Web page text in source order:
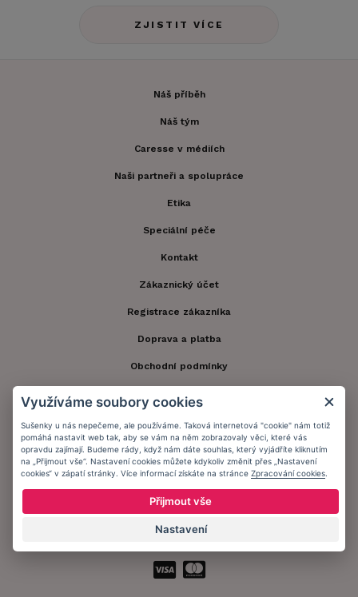
ZJISTIT VÍCE
Náš příběh
Náš tým
Caresse v médiích
Naši partneři a spolupráce
Etika
Speciální péče
Kontakt
Zákaznický účet
Registrace zákazníka
Doprava a platba
Obchodní podmínky
Informační memorandum
Zůstaňte s námi v kontaktu.
Využíváme soubory cookies
Sušenky u nás nepečeme, ale používáme. Taková internetová "cookie" nám totiž
pomáhá nastavit web tak, aby se vám na něm zobrazovaly věci, které vás
opravdu zajímají. Budeme rády, když nám dáte souhlas, který vyjádříte kliknutím
na „Přijmout vše“. Nastavení cookies můžete kdykoliv změnit přes „Nastavení
cookies“ v zápatí stránky. Více informací získáte na stránce Zpracování cookies
Přijmout vše
Nastavení